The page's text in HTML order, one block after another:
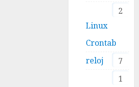
2
Linux
Crontab
7
reloj
1